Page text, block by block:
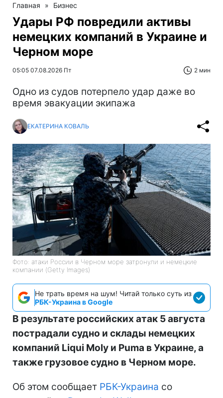
Главная » Бизнес
Удары РФ повредили активы
немецких компаний в Украине и
Черном море
05:05 07.08.2026 Пт 2 мин
Одно из судов потерпело удар даже во
время эвакуации экипажа
ЕКАТЕРИНА КОВАЛЬ
Фото: атаки России в Черном море затронули и немецкие
компании (Getty Images)
Не трать время на шум! Читай только суть из
РБК-Украина в Google
В результате российских атак 5 августа
пострадали судно и склады немецких
компаний Liqui Moly и Puma в Украине, а
также грузовое судно в Черном море.
Об этом сообщает РБК-Украина со